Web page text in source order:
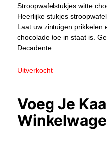
Stroopwafelstukjes witte
Heerlijke stukjes
Laat uw zintuigen prikkelen
chocolade toe in staat is.
Decadente.
Uitverkocht
Voeg Je